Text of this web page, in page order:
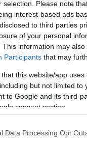
selection. Please note
interest-based ads
to third parties
of your personal
This information may
Participants that may
that this website/app
but not limited to
to Google and its third-
consent section.
Data Processing Opt
del popolo
e godersi le
dove gli
e guerre
mostrarsi
causato
complici del
medesimo
turismo
il sionismo – è